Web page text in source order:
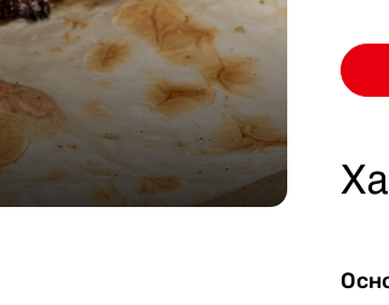
Стейки Клаб
Стейки Оссобуко
Стейки Шатобриан
Стейки из птицы
Стейки свиные